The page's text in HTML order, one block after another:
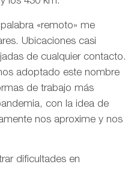
«remoto» me
Ubicaciones casi
de cualquier contacto.
adoptado este nombre
de trabajo más
con la idea de
nos aproxime y nos
dificultades en